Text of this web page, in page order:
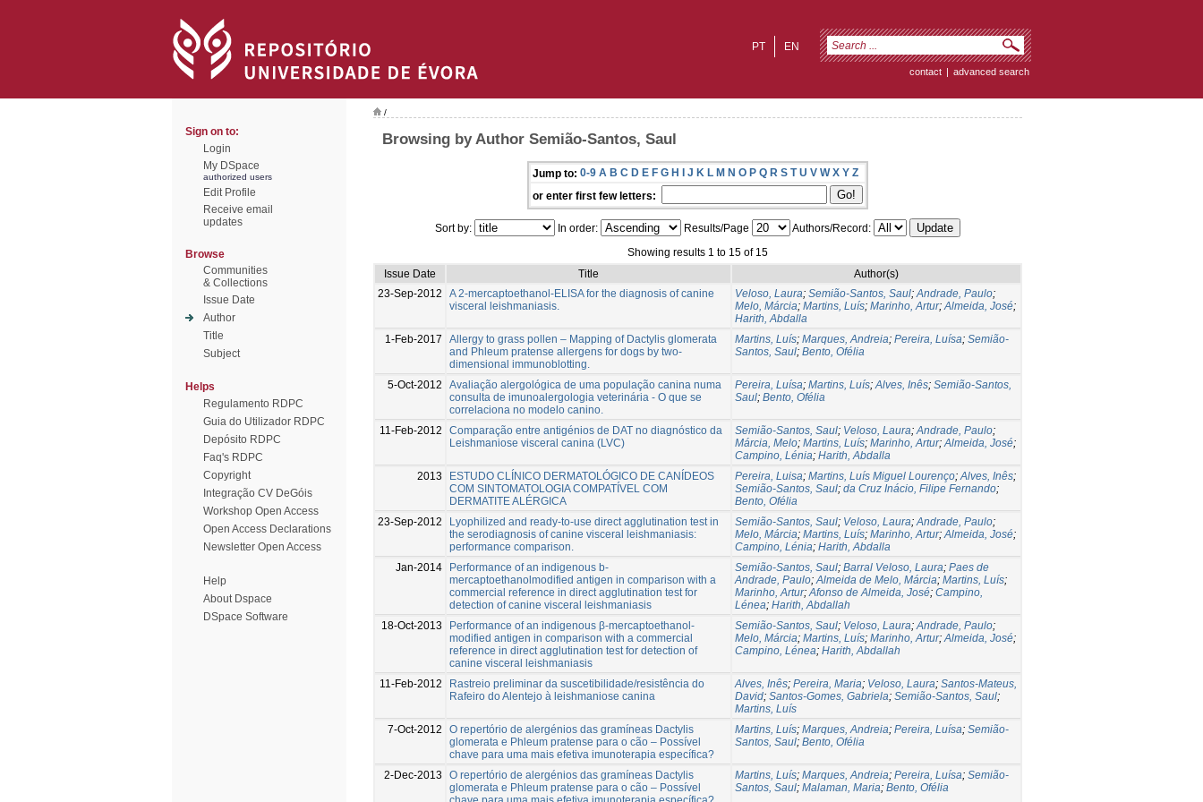
EN
PT
contact | advanced search
Sign on to:
Login
My DSpace
authorized users
Edit Profile
Receive email
updates
Browse
Communities
& Collections
Issue Date
Author
Title
Subject
Helps
Regulamento RDPC
Guia do Utilizador RDPC
Depósito RDPC
Faq's RDPC
Copyright
Integração CV DeGóis
Workshop Open Access
Open Access Declarations
Newsletter Open Access
Help
About Dspace
DSpace Software
/
Browsing by Author Semião-Santos, Saul
Jump to: 0-9 A B C D E F G H I J K L M N O P Q R S T U V W X Y Z
or enter first few letters:
Sort by: In order: Results/Page
Authors/Record:
Showing results 1 to 15 of 15
Issue Date
Title
Author(s)
23-Sep-2012
A 2-mercaptoethanol-ELISA for the diagnosis of canine
visceral leishmaniasis.
Veloso, Laura; Semião-Santos, Saul;Andrade, Paulo;
Melo, Márcia; Martins, Luís; Marinho, Artur;Almeida, José;
Harith, Abdalla
1-Feb-2017
Allergy to grass pollen – Mapping of Dactylis glomerata
and Phleum pratense allergens for dogs by two-
dimensional immunoblotting.
Martins, Luís; Marques, Andreia; Pereira, Luísa; Semião-
Santos, Saul; Bento, Ofélia
5-Oct-2012
Avaliação alergológica de uma população canina numa
consulta de imunoalergologia veterinária - O que se
correlaciona no modelo canino.
Pereira, Luísa; Martins, Luís;Alves, Inês; Semião-Santos,
Saul; Bento, Ofélia
11-Feb-2012
Comparação entre antigénios de DAT no diagnóstico da
Leishmaniose visceral canina (LVC)
Semião-Santos, Saul; Veloso, Laura;Andrade, Paulo;
Márcia, Melo; Martins, Luís; Marinho, Artur;Almeida, José;
Campino, Lénia; Harith, Abdalla
2013
ESTUDO CLÍNICO DERMATOLÓGICO DE CANÍDEOS
COM SINTOMATOLOGIA COMPATÍVEL COM
DERMATITE ALÉRGICA
Pereira, Luisa; Martins, Luís Miguel Lourenço;Alves, Inês;
Semião-Santos, Saul; da Cruz Inácio, Filipe Fernando;
Bento, Ofélia
23-Sep-2012
Lyophilized and ready-to-use direct agglutination test in
the serodiagnosis of canine visceral leishmaniasis:
performance comparison.
Semião-Santos, Saul; Veloso, Laura;Andrade, Paulo;
Melo, Márcia; Martins, Luís; Marinho, Artur;Almeida, José;
Campino, Lénia; Harith, Abdalla
Jan-2014
Performance of an indigenous b-
mercaptoethanolmodified antigen in comparison with a
commercial reference in direct agglutination test for
detection of canine visceral leishmaniasis
Semião-Santos, Saul; Barral Veloso, Laura; Paes de
Andrade, Paulo;Almeida de Melo, Márcia; Martins, Luís;
Marinho, Artur;Afonso de Almeida, José; Campino,
Lénea; Harith, Abdallah
18-Oct-2013
Performance of an indigenous β-mercaptoethanol-
modified antigen in comparison with a commercial
reference in direct agglutination test for detection of
canine visceral leishmaniasis
Semião-Santos, Saul; Veloso, Laura;Andrade, Paulo;
Melo, Márcia; Martins, Luís; Marinho, Artur;Almeida, José;
Campino, Lénea; Harith, Abdallah
11-Feb-2012
Rastreio preliminar da suscetibilidade/resistência do
Rafeiro do Alentejo à leishmaniose canina
Alves, Inês; Pereira, Maria; Veloso, Laura; Santos-Mateus,
David; Santos-Gomes, Gabriela; Semião-Santos, Saul;
Martins, Luís
7-Oct-2012
O repertório de alergénios das gramíneas Dactylis
glomerata e Phleum pratense para o cão – Possível
chave para uma mais efetiva imunoterapia específica?
Martins, Luís; Marques, Andreia; Pereira, Luísa; Semião-
Santos, Saul; Bento, Ofélia
2-Dec-2013
O repertório de alergénios das gramíneas Dactylis
glomerata e Phleum pratense para o cão – Possível
Martins, Luís; Marques, Andreia; Pereira, Luísa; Semião-
Santos, Saul; Malaman, Maria; Bento, Ofélia